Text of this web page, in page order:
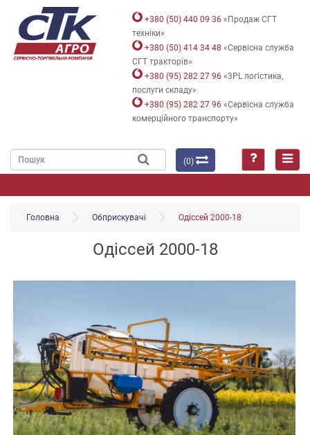
+380 (50) 440 09 36 «Продаж СГТ
техніки»
+380 (50) 414 34 48 «Сервісна служба
СГТ тракторів»
+380 (95) 282 27 96 «3PL логістика,
послуги складу»
+380 (95) 282 27 96 «Сервісна служба
комерційного транспорту»
(0)
Головна Обприскувачі Одіссей 2000-18
Одіссей 2000-18